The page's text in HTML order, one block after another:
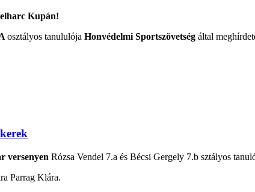
Kupán!
osztályos tanululója Honvédelmi Sportszövetség által
versenyen Rózsa Vendel 7.a és Bécsi Gergely 7.b sztályos
Parrag Klára.